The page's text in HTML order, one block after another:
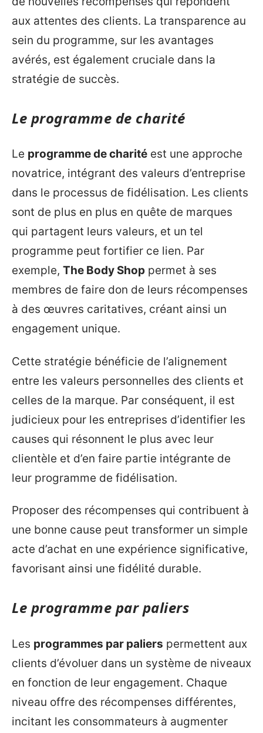
aux attentes des clients. La transparence au
sein du programme, sur les avantages
avérés, est également cruciale dans la
stratégie de succès.
Le programme de charité
Le programme de charité est une approche
novatrice, intégrant des valeurs d’entreprise
dans le processus de fidélisation. Les clients
sont de plus en plus en quête de marques
qui partagent leurs valeurs, et un tel
programme peut fortifier ce lien. Par
exemple, The Body Shop permet à ses
membres de faire don de leurs récompenses
à des œuvres caritatives, créant ainsi un
engagement unique.
Cette stratégie bénéficie de l’alignement
entre les valeurs personnelles des clients et
celles de la marque. Par conséquent, il est
judicieux pour les entreprises d’identifier les
causes qui résonnent le plus avec leur
clientèle et d’en faire partie intégrante de
leur programme de fidélisation.
Proposer des récompenses qui contribuent à
une bonne cause peut transformer un simple
acte d’achat en une expérience significative,
favorisant ainsi une fidélité durable.
Le programme par paliers
Les programmes par paliers permettent aux
clients d’évoluer dans un système de niveaux
en fonction de leur engagement. Chaque
niveau offre des récompenses différentes,
incitant les consommateurs à augmenter